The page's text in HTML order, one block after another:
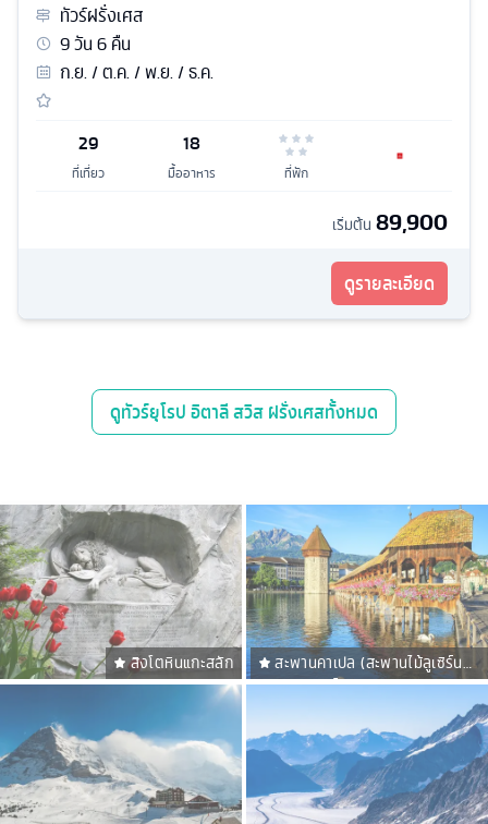
ทัวร์ฝรั่งเศส
9วัน6คืน
ก.ย. / ต.ค. / พ.ย. / ธ.ค.
29
ที่เที่ยว
18
มื้ออาหาร ที่พัก
เริ่มต้น 89,900
ดูรายละเอียด
ดูทัวร์ยุโรป อิตาลี สวิส ฝรั่งเศสทั้งหมด
สิงโตหินแกะสลัก
สะพานคาเปล (สะพานไม้ลูเซิร์น
ชาเปล บริดจ์)